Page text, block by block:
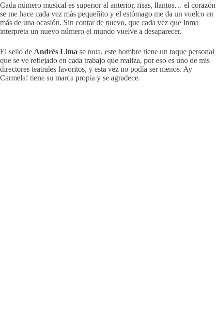
Cada número musical es superior al anterior, risas, llantos… el corazón
se me hace cada vez más pequeñito y el estómago me da un vuelco en
más de una ocasión. Sin contar de nuevo, que cada vez que Inma
interpreta un nuevo número el mundo vuelve a desaparecer.
El sello de Andrés Lima se nota, este hombre tiene un toque personal
que se ve reflejado en cada trabajo que realiza, por eso es uno de mis
directores teatrales favoritos, y esta vez no podía ser menos. Ay
Carmela! tiene su marca propia y se agradece.